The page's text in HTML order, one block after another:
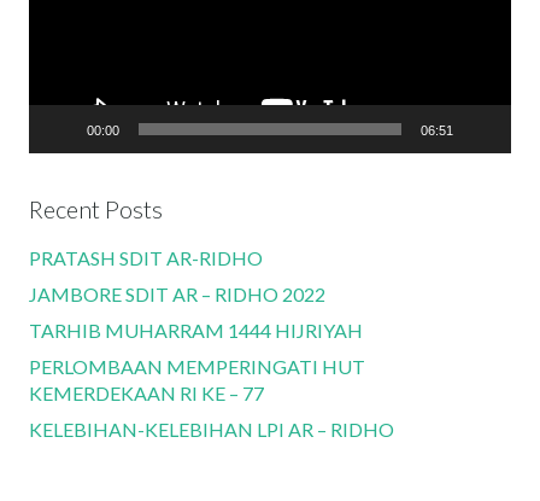
00:00 06:51
Recent Posts
PRATASH SDIT AR-RIDHO
JAMBORE SDIT AR – RIDHO 2022
TARHIB MUHARRAM 1444 HIJRIYAH
PERLOMBAAN MEMPERINGATI HUT
KEMERDEKAAN RI KE – 77
KELEBIHAN-KELEBIHAN LPI AR – RIDHO